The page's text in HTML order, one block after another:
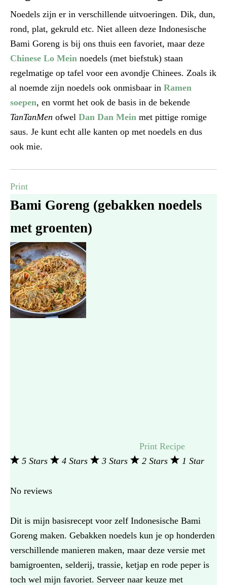
Noedels zijn er in verschillende uitvoeringen. Dik, dun,
rond, plat, gekruld etc. Niet alleen deze Indonesische
Bami Goreng is bij ons thuis een favoriet, maar deze
Chinese Lo Mein noedels (met biefstuk) staan
regelmatige op tafel voor een avondje Chinees. Zoals ik
al noemde zijn noedels ook onmisbaar in Ramen
soepen, en vormt het ook de basis in de bekende
TanTanMen ofwel Dan Dan Mein met pittige romige
saus. Je kunt echt alle kanten op met noedels en dus
ook mie.
Print
Bami Goreng (gebakken noedels
met groenten)
Print Recipe
5 Stars
4 Stars 3 Stars 2 Stars 1 Star
No reviews
Dit is mijn basisrecept voor zelf Indonesische Bami
Goreng maken. Gebakken noedels kun je op honderden
verschillende manieren maken, maar deze versie met
bamigroenten, selderij, trassie, ketjap en rode peper is
toch wel mijn favoriet. Serveer naar keuze met